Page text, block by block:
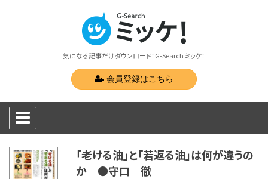
気になる記事だけダウンロード！G-Search ミッケ！
会員登録はこちら
「老ける油」と「若返る油」は何が違うの
か ●守口 徹